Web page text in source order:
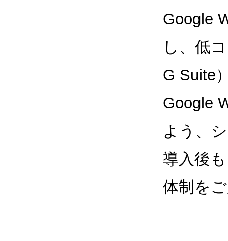
Google
し、低
G Suite
Google
よう、
導入後
体制を